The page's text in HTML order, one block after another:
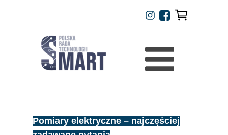
Pomiary elektryczne – najczęściej